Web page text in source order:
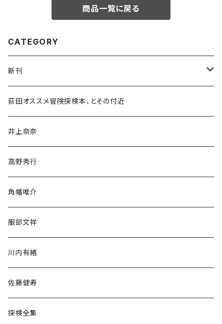
商品一覧に戻る
CATEGORY
新刊
和書
文学・小説・物語
随筆・ノンフィクション・その他
民族・風習
荻田オススメ冒険探検本、とその付近
井上奈奈
高野秀行
角幡唯介
服部文祥
川内有緒
佐藤健寿
探検全集